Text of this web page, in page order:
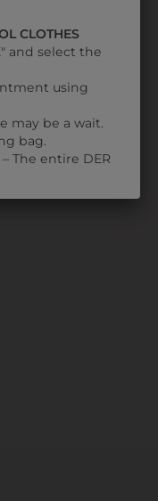
CLOTHES
and select the
using
may be a wait.
bag.
The entire DER